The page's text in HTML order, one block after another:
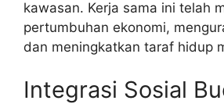
kawasan. Kerja sama ini telah
pertumbuhan ekonomi,
dan meningkatkan taraf hidup
Integrasi Sosial